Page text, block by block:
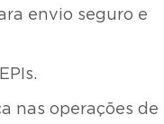
envio seguro e
nas operações de